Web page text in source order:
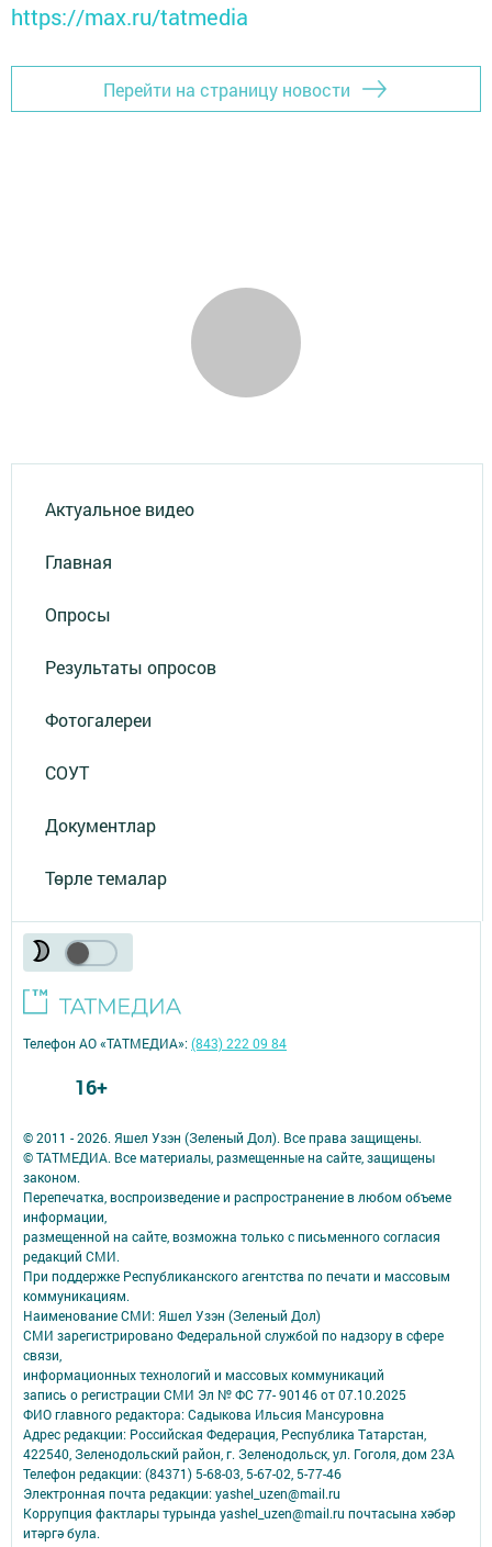
https://max.ru/tatmedia
Перейти на страницу новости
Актуальное видео
Главная
Опросы
Результаты опросов
Фотогалереи
СОУТ
Документлар
Төрле темалар
© 2011 - 2026. Яшел Узэн (Зеленый Дол). Все права защищены.
© ТАТМЕДИА. Все материалы, размещенные на сайте, защищены
законом.
Перепечатка, воспроизведение и распространение в любом объеме
информации,
размещенной на сайте, возможна только с письменного согласия
редакций СМИ.
При поддержке Республиканского агентства по печати и массовым
коммуникациям.
Наименование СМИ: Яшел Узэн (Зеленый Дол)
СМИ зарегистрировано Федеральной службой по надзору в сфере
связи,
информационных технологий и массовых коммуникаций
запись о регистрации СМИ Эл № ФС 77- 90146 от 07.10.2025
ФИО главного редактора: Садыкова Ильсия Мансуровна
Адрес редакции: Российская Федерация, Республика Татарстан,
422540, Зеленодольский район, г. Зеленодольск, ул. Гоголя, дом 23А
Телефон редакции: (84371) 5-68-03, 5-67-02, 5-77-46
Электронная почта редакции: yashel_uzen@mail.ru
Коррупция фактлары турында yashel_uzen@mail.ru почтасына хәбәр
итәргә була.
Телефон АО «ТАТМЕДИА»:(843) 222 09 84
16+